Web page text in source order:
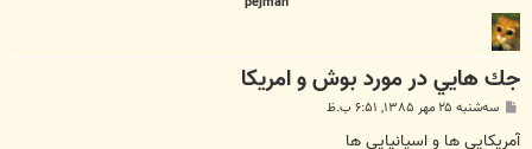
جك هايي در مورد بوش و امريكا
پ
ت
سه‌شنبه ۲۵ مهر ۱۳۸۵, ۶:۵۱ ب.ظ
آمریکایی ها و اسپانیایی ها